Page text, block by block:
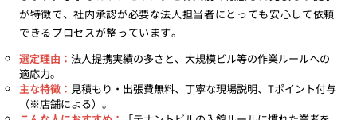
が特徴で、社内承認が必要な法人担当者にとっても安心して依頼
できるプロセスが整っています。
選定理由： 法人提携実績の多さと、大規模ビル等の作業ルールへの
適応力。
主な特徴： 見積もり・出張費無料、丁寧な現場説明、Tポイント付与
（※店舗による）。